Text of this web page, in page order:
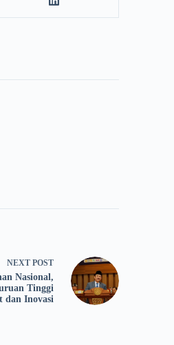
NEXT POST
Nasional,
Tinggi
dan Inovasi